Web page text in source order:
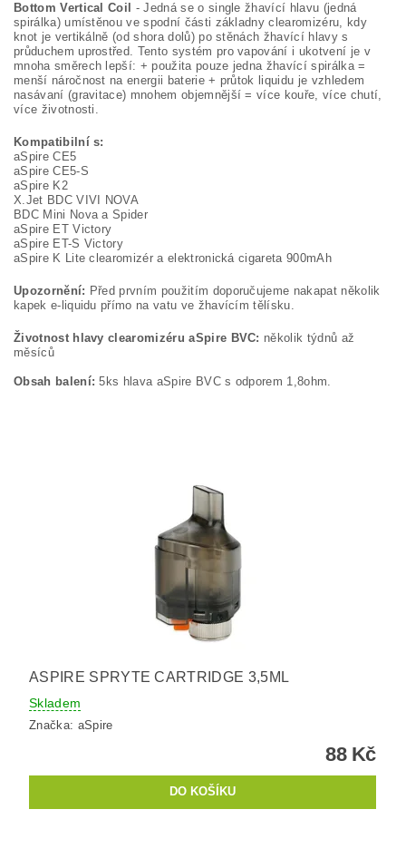
Bottom Vertical Coil
- Jedná se o single žhavící hlavu (jedná
spirálka) umístěnou ve spodní části základny clearomizéru, kdy
knot je vertikálně (od shora dolů) po stěnách žhavící hlavy s
průduchem uprostřed. Tento systém pro vapování i ukotvení je v
mnoha směrech lepší: + použita pouze jedna žhavící spirálka =
menší náročnost na energii baterie + průtok liquidu je vzhledem
nasávaní (gravitace) mnohem objemnější = více kouře, více chutí,
více životnosti.
Kompatibilní s:
aSpire CE5
aSpire CE5-S
aSpire K2
X.Jet BDC VIVI NOVA
BDC Mini Nova a Spider
aSpire ET Victory
aSpire ET-S Victory
aSpire K Lite clearomizér a elektronická cigareta 900mAh
Upozornění: Před prvním použitím doporučujeme nakapat několik
kapek e-liquidu přímo na vatu ve žhavícím tělísku.
Životnost hlavy clearomizéru aSpire BVC: několik týdnů až
měsíců
Obsah balení: 5ks hlava aSpire BVC s odporem 1,8ohm.
ASPIRE SPRYTE CARTRIDGE 3,5ML
Skladem
Značka: aSpire
88 Kč